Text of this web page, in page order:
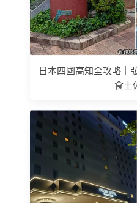
日本四國高知全攻略｜
食土